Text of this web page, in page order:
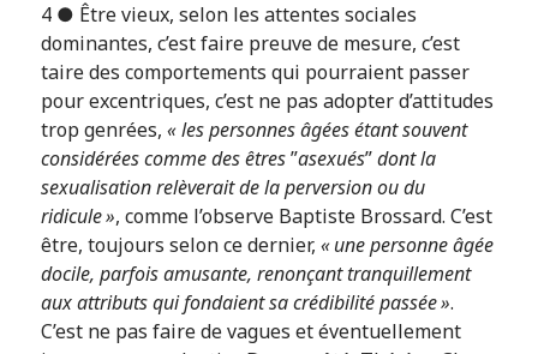
4 ● Être vieux, selon les attentes sociales
dominantes, c’est faire preuve de mesure, c’est
taire des comportements qui pourraient passer
pour excentriques, c’est ne pas adopter d’attitudes
trop genrées, « les personnes âgées étant souvent
considérées comme des êtres”asexués”dont la
sexualisation relèverait de la perversion ou du
ridicule », comme l’observe Baptiste Brossard. C’est
être, toujours selon ce dernier, « une personne âgée
docile, parfois amusante, renonçant tranquillement
aux attributs qui fondaient sa crédibilité passée ».
C’est ne pas faire de vagues et éventuellement